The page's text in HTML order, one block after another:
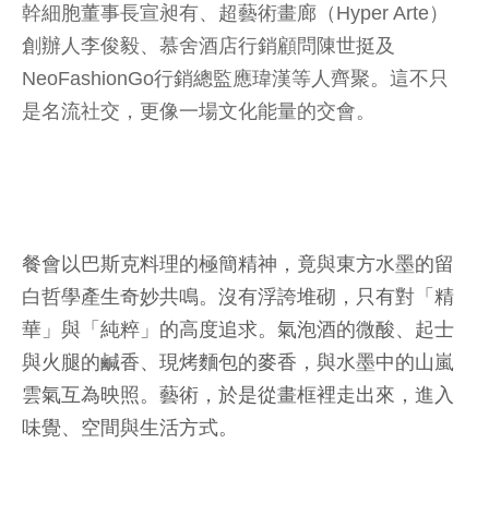
幹細胞董事長宣昶有、超藝術畫廊（Hyper Arte）
創辦人李俊毅、慕舍酒店行銷顧問陳世挺及
NeoFashionGo行銷總監應瑋漢等人齊聚。這不只
是名流社交，更像一場文化能量的交會。
餐會以巴斯克料理的極簡精神，竟與東方水墨的留
白哲學產生奇妙共鳴。沒有浮誇堆砌，只有對「精
華」與「純粹」的高度追求。氣泡酒的微酸、起士
與火腿的鹹香、現烤麵包的麥香，與水墨中的山嵐
雲氣互為映照。藝術，於是從畫框裡走出來，進入
味覺、空間與生活方式。